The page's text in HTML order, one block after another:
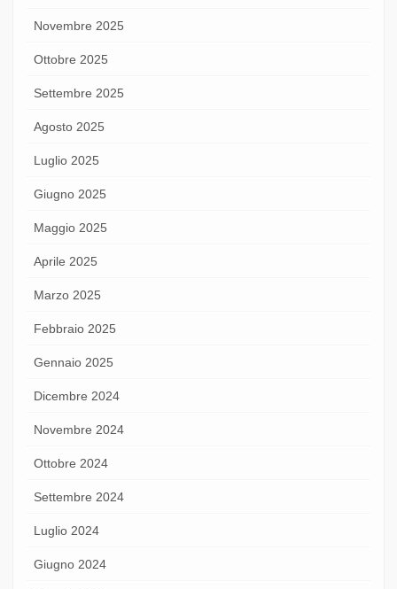
Novembre 2025
Ottobre 2025
Settembre 2025
Agosto 2025
Luglio 2025
Giugno 2025
Maggio 2025
Aprile 2025
Marzo 2025
Febbraio 2025
Gennaio 2025
Dicembre 2024
Novembre 2024
Ottobre 2024
Settembre 2024
Luglio 2024
Giugno 2024